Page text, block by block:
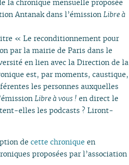
la chronique mensuelle proposée
Antanak dans l’émission Libre à
« Le reconditionnement pour
par la mairie de Paris dans le
en lien avec la Direction de la
est, par moments, caustique,
les personnes auxquelles
Libre à vous ! en direct le
elles les podcasts ? Liront-
de cette chronique en
proposées par l’association